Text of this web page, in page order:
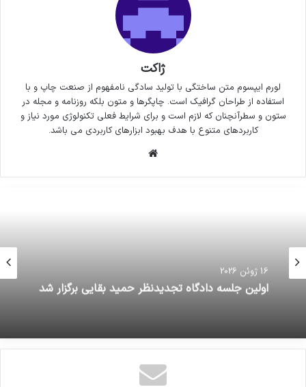
ژاکت
لورم ایپسوم متن ساختگی با تولید سادگی نامفهوم از صنعت چاپ و با
استفاده از طراحان گرافیک است. چاپگرها و متون بلکه روزنامه و مجله در
ستون و سطرآنچنان که لازم است و برای شرایط فعلی تکنولوژی مورد نیاز و
کاربردهای متنوع با هدف بهبود ابزارهای کاربردی می باشد.
16 ژوئن 2026
اولین جلسه دادگاه تجدیدنظر حمید بقایی برگزار شد